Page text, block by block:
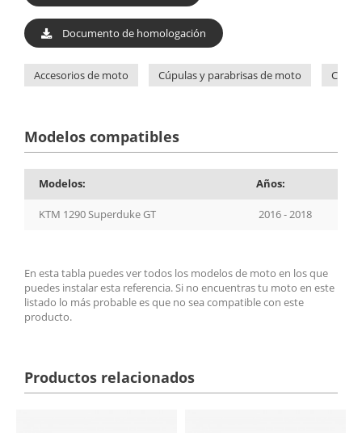
Documento de homologación
Accesorios de moto Cúpulas y parabrisas de moto
Modelos compatibles
Modelos: Años:
KTM 1290 Superduke GT 2016 - 2018
En esta tabla puedes ver todos los modelos de moto en los que
puedes instalar esta referencia. Si no encuentras tu moto en este
listado lo más probable es que no sea compatible con este
producto.
Productos relacionados